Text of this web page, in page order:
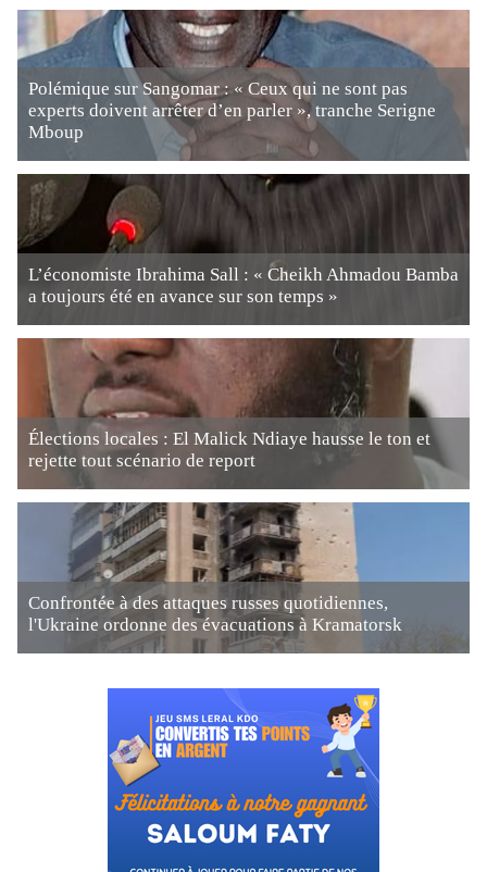
Polémique sur Sangomar : « Ceux qui ne sont pas
experts doivent arrêter d’en parler », tranche Serigne
Mboup
L’économiste Ibrahima Sall : « Cheikh Ahmadou Bamba
a toujours été en avance sur son temps »
Élections locales : El Malick Ndiaye hausse le ton et
rejette tout scénario de report
Confrontée à des attaques russes quotidiennes,
l'Ukraine ordonne des évacuations à Kramatorsk